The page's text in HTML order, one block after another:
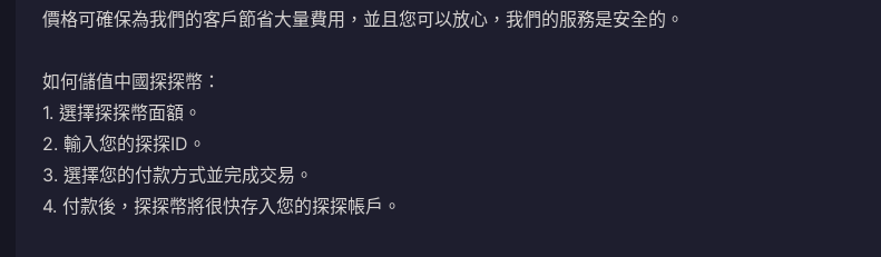
價格可確保為我們的客戶節省大量費用，並且您可以放心，我們的服務是安全的。
如何儲值中國探探幣：
1. 選擇探探幣面額。
2. 輸入您的探探ID。
3. 選擇您的付款方式並完成交易。
4. 付款後，探探幣將很快存入您的探探帳戶。